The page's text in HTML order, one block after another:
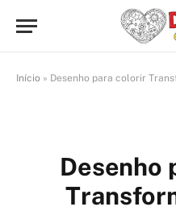
Início » Desenho para colorir
Desenho